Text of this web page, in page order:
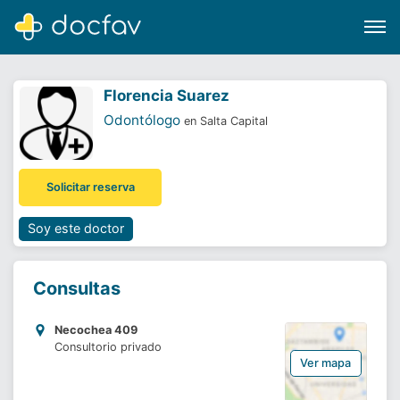
Software para clínicas
¿Eres un doctor?
Florencia Suarez
Odontólogo en Salta Capital
Solicitar reserva
Soy este doctor
Consultas
Necochea 409
Consultorio privado
Ver mapa